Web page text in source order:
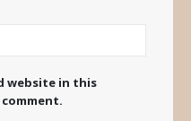
website in this